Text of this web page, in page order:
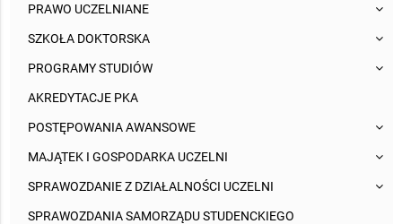
PRAWO UCZELNIANE
SZKOŁA DOKTORSKA
PROGRAMY STUDIÓW
AKREDYTACJE PKA
POSTĘPOWANIA AWANSOWE
MAJĄTEK I GOSPODARKA UCZELNI
SPRAWOZDANIE Z DZIAŁALNOŚCI UCZELNI
SPRAWOZDANIA SAMORZĄDU STUDENCKIEGO